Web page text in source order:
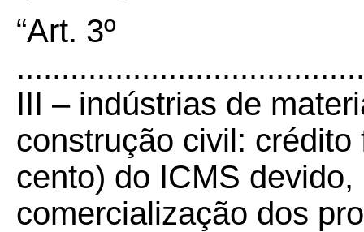
“Art. 3º
III – indústrias de
construção civil:
cento) do ICMS
comercialização dos